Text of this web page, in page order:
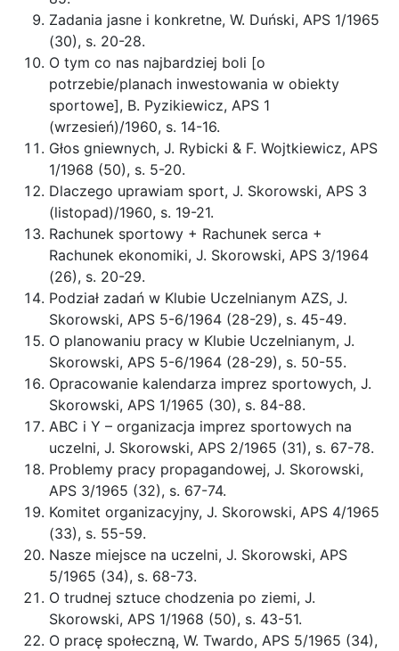
Zadania jasne i konkretne, W. Duński, APS 1/1965
(30), s. 20-28.
O tym co nas najbardziej boli [o
potrzebie/planach inwestowania w obiekty
sportowe], B. Pyzikiewicz, APS 1
(wrzesień)/1960, s. 14-16.
Głos gniewnych, J. Rybicki & F. Wojtkiewicz, APS
1/1968 (50), s. 5-20.
Dlaczego uprawiam sport, J. Skorowski, APS 3
(listopad)/1960, s. 19-21.
Rachunek sportowy + Rachunek serca +
Rachunek ekonomiki, J. Skorowski, APS 3/1964
(26), s. 20-29.
Podział zadań w Klubie Uczelnianym AZS, J.
Skorowski, APS 5-6/1964 (28-29), s. 45-49.
O planowaniu pracy w Klubie Uczelnianym, J.
Skorowski, APS 5-6/1964 (28-29), s. 50-55.
Opracowanie kalendarza imprez sportowych, J.
Skorowski, APS 1/1965 (30), s. 84-88.
ABC i Y – organizacja imprez sportowych na
uczelni, J. Skorowski, APS 2/1965 (31), s. 67-78.
Problemy pracy propagandowej, J. Skorowski,
APS 3/1965 (32), s. 67-74.
Komitet organizacyjny, J. Skorowski, APS 4/1965
(33), s. 55-59.
Nasze miejsce na uczelni, J. Skorowski, APS
5/1965 (34), s. 68-73.
O trudnej sztuce chodzenia po ziemi, J.
Skorowski, APS 1/1968 (50), s. 43-51.
O pracę społeczną, W. Twardo, APS 5/1965 (34),